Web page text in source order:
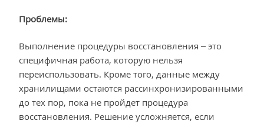
Проблемы:
Выполнение процедуры восстановления – это
специфичная работа, которую нельзя
переиспользовать. Кроме того, данные между
хранилищами остаются рассинхронизированными
до тех пор, пока не пройдет процедура
восстановления. Решение усложняется, если